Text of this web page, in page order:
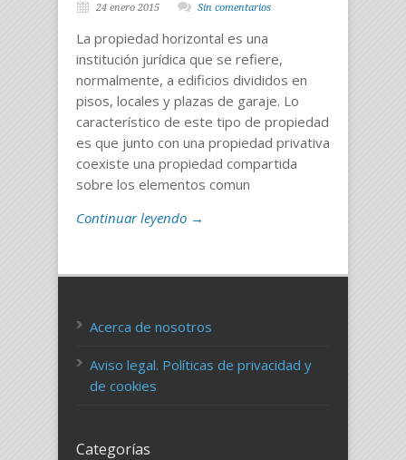
24 enero 2015 Sin comentarios
La propiedad horizontal es una
institución jurídica que se refiere,
normalmente, a edificios divididos en
pisos, locales y plazas de garaje. Lo
característico de este tipo de propiedad
es que junto con una propiedad privativa
coexiste una propiedad compartida
sobre los elementos comun
Continuar leyendo →
Acerca de nosotros
Aviso legal. Políticas de privacidad y
de cookies
Categorías